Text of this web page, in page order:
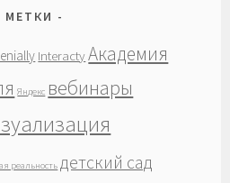
МЕТКИ
Interacty Академия
Яндекс вебинары
реальность детский сад